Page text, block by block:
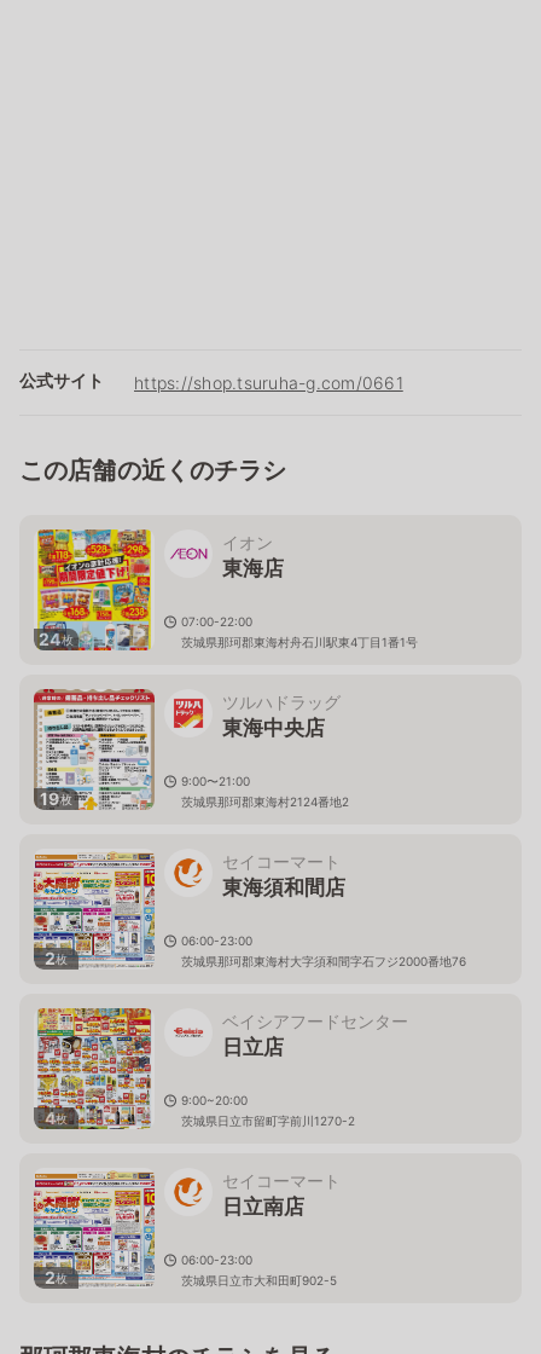
公式サイト https://shop.tsuruha-g.com/0661
この店舗の近くのチラシ
24枚
イオン
東海店
07:00-22:00
茨城県那珂郡東海村舟石川駅東4丁目1番1号
19枚
ツルハドラッグ
東海中央店
9:00〜21:00
茨城県那珂郡東海村2124番地2
2枚
セイコーマート
東海須和間店
06:00-23:00
茨城県那珂郡東海村大字須和間字石フジ2000番地76
4枚
ベイシアフードセンター
日立店
9:00~20:00
茨城県日立市留町字前川1270-2
2枚
セイコーマート
日立南店
06:00-23:00
茨城県日立市大和田町902-5